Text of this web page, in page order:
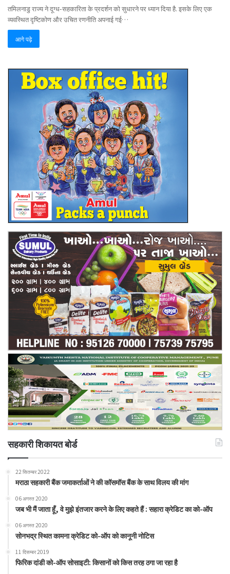
तमिलनाडु राज्य ने दूग्ध-सहकारिता के प्रदर्शन को सुधारने पर ध्यान दिया है. इसके लिए एक
व्यवस्थित दृष्टिकोण और उचित रणनीति अपनाई गई…
आगे पढ़े
सहकारी शिकायत बोर्ड
22 सितम्बर 2022
मराठा सहकारी बैंक जमाकर्ताओं ने की कॉसमॉस बैंक के साथ विलय की मांग
06 अगस्त 2020
जब भी मैं जाता हूँ, वे मुझे इंतजार करने के लिए कहते हैं : सहारा क्रेडिट का को-ऑप
06 अगस्त 2020
सोनभद्र स्थित कामना क्रेडिट को-ऑप को कानूनी नोटिस
11 दिसम्बर 2019
फिरिक दांडी को-ऑप सोसाइटी: किसानों को किस तरह ठगा जा रहा है